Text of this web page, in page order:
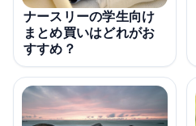
ナースリーの学生向け
まとめ買いはどれがお
すすめ？